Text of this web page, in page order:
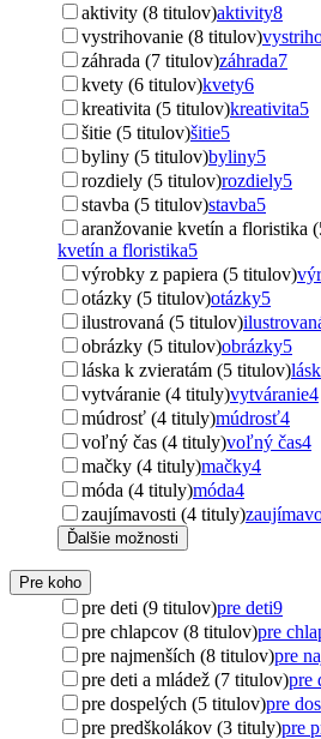
aktivity (8 titulov)aktivity8
vystrihovanie (8 titulov)
záhrada (7 titulov)záhrada7
kvety (6 titulov)kvety6
kreativita (5 titulov)kreativita5
šitie (5 titulov)šitie5
byliny (5 titulov)byliny5
rozdiely (5 titulov)rozdiely5
stavba (5 titulov)stavba5
aranžovanie kvetín a floristika
kvetín a floristika5
výrobky z papiera (5 titulov)
otázky (5 titulov)otázky5
ilustrovaná (5 titulov)
obrázky (5 titulov)obrázky5
láska k zvieratám (5 titulov)
vytváranie (4 tituly)vytváranie4
múdrosť (4 tituly)múdrosť4
voľný čas (4 tituly)voľný čas4
mačky (4 tituly)mačky4
móda (4 tituly)móda4
zaujímavosti (4 tituly)
Ďalšie možnosti
Pre koho
pre deti (9 titulov)pre deti9
pre chlapcov (8 titulov)pre
pre najmenších (8 titulov)pre
pre deti a mládež (7 titulov)pre
pre dospelých (5 titulov)pre
pre predškolákov (3 tituly)pre